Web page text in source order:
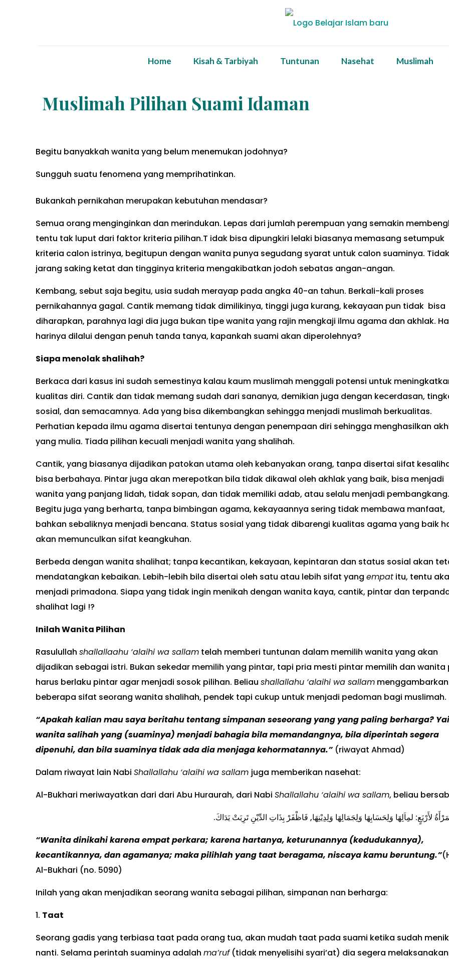
Home Kisah & Tarbiyah Tuntunan Nasehat Muslimah
Muslimah Pilihan Suami Idaman
Begitu banyakkah wanita yang belum menemukan jodohnya?
Sungguh suatu fenomena yang memprihatinkan.
Bukankah pernikahan merupakan kebutuhan mendasar?
Semua orang menginginkan dan merindukan. Lepas dari jumlah perempuan yang semakin
tentu tak luput dari faktor kriteria pilihan.T idak bisa dipungkiri lelaki biasanya memasang setumpuk
kriteria calon istrinya, begitupun dengan wanita punya segudang syarat untuk calon suaminya. Tidak
jarang saking ketat dan tingginya kriteria mengakibatkan jodoh sebatas angan-angan.
Kembang, sebut saja begitu, usia sudah merayap pada angka 40-an tahun. Berkali-kali proses
pernikahannya gagal. Cantik memang tidak dimilikinya, tinggi juga kurang, kekayaan pun tidak bisa
diharapkan, parahnya lagi dia juga bukan tipe wanita yang rajin mengkaji ilmu agama dan akhlak.
harinya dilalui dengan penuh tanda tanya, kapankah suami akan diperolehnya?
Siapa menolak shalihah?
Berkaca dari kasus ini sudah semestinya kalau kaum muslimah menggali potensi untuk
kualitas diri. Cantik dan tidak memang sudah dari sananya, demikian juga dengan kecerdasan,
sosial, dan semacamnya. Ada yang bisa dikembangkan sehingga menjadi muslimah berkualitas.
Perhatian kepada ilmu agama disertai tentunya dengan penempaan diri sehingga menghasilkan
yang mulia. Tiada pilihan kecuali menjadi wanita yang shalihah.
Cantik, yang biasanya dijadikan patokan utama oleh kebanyakan orang, tanpa disertai sifat
bisa berbahaya. Pintar juga akan merepotkan bila tidak dikawal oleh akhlak yang baik, bisa menjadi
wanita yang panjang lidah, tidak sopan, dan tidak memiliki adab, atau selalu menjadi pembangkang.
Begitu juga yang berharta, tanpa bimbingan agama, kekayaannya sering tidak membawa manfaat,
bahkan sebaliknya menjadi bencana. Status sosial yang tidak dibarengi kualitas agama yang baik
akan memunculkan sifat keangkuhan.
Berbeda dengan wanita shalihat; tanpa kecantikan, kekayaan, kepintaran dan status sosial akan
mendatangkan kebaikan. Lebih-lebih bila disertai oleh satu atau lebih sifat yang empatitu, tentu
menjadi primadona. Siapa yang tidak ingin menikah dengan wanita kaya, cantik, pintar dan
shalihat lagi !?
Inilah Wanita Pilihan
Rasulullah shallallaahu ‘alaihi wa sallamtelah memberi tuntunan dalam memilih wanita yang akan
dijadikan sebagai istri. Bukan sekedar memilih yang pintar, tapi pria mesti pintar memilih dan wanita
harus berlaku pintar agar menjadi sosok pilihan. Beliau shallallahu ‘alaihi wa sallammenggambarkan
beberapa sifat seorang wanita shalihah, pendek tapi cukup untuk menjadi pedoman bagi muslimah.
“Apakah kalian mau saya beritahu tentang simpanan seseorang yang yang paling berharga?
wanita salihah yang (suaminya) menjadi bahagia bila memandangnya, bila diperintah segera
dipenuhi, dan bila suaminya tidak ada dia menjaga kehormatannya.”(riwayat Ahmad)
Dalam riwayat lain Nabi Shallallahu ‘alaihi wa sallam juga memberikan nasehat:
Al-Bukhari meriwayatkan dari dari Abu Huraurah, dari Nabi Shallallahu ‘alaihi wa sallam, beliau
لأَرْبَعٍ: لمِاَلِهَا وَلِحَسَابِهَا وَلِجَمَالِهَا وَلِدِيْنِهَا, فَاظْفَرْ بِذَاتِ الدِّيْنِ تَرِبَتْ يَدَاكَ.
“Wanita dinikahi karena empat perkara; karena hartanya, keturunannya (kedudukannya),
kecantikannya, dan agamanya; maka pilihlah yang taat beragama, niscaya kamu beruntung.”
Al-Bukhari (no. 5090)
Inilah yang akan menjadikan seorang wanita sebagai pilihan, simpanan nan berharga:
1. Taat
Seorang gadis yang terbiasa taat pada orang tua, akan mudah taat pada suami ketika sudah
nanti. Selama perintah suaminya adalah ma’ruf(tidak menyelisihi syari’at) dia segera